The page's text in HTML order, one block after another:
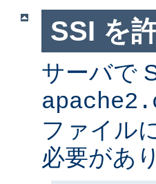
SSI を
サーバで
ファイル
必要があ